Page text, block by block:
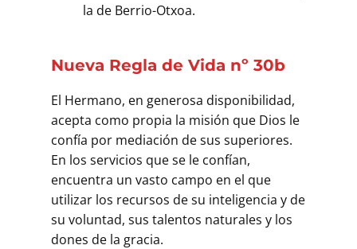
la de Berrio-Otxoa.
Nueva Regla de Vida nº 30b
El Hermano, en generosa disponibilidad,
acepta como propia la misión que Dios le
confía por mediación de sus superiores.
En los servicios que se le confían,
encuentra un vasto campo en el que
utilizar los recursos de su inteligencia y de
su voluntad, sus talentos naturales y los
dones de la gracia.